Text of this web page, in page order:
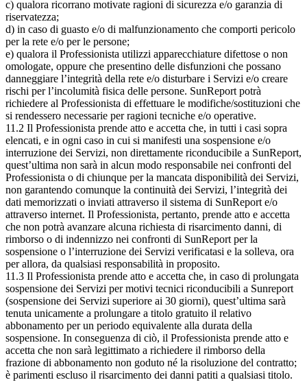
c) qualora ricorrano motivate ragioni di sicurezza e/o garanzia di
riservatezza;
d) in caso di guasto e/o di malfunzionamento che comporti pericolo
per la rete e/o per le persone;
e) qualora il Professionista utilizzi apparecchiature difettose o non
omologate, oppure che presentino delle disfunzioni che possano
danneggiare l’integrità della rete e/o disturbare i Servizi e/o creare
rischi per l’incolumità fisica delle persone. SunReport potrà
richiedere al Professionista di effettuare le modifiche/sostituzioni che
si rendessero necessarie per ragioni tecniche e/o operative.
11.2 Il Professionista prende atto e accetta che, in tutti i casi sopra
elencati, e in ogni caso in cui si manifesti una sospensione e/o
interruzione dei Servizi, non direttamente riconducibile a SunReport,
quest’ultima non sarà in alcun modo responsabile nei confronti del
Professionista o di chiunque per la mancata disponibilità dei Servizi,
non garantendo comunque la continuità dei Servizi, l’integrità dei
dati memorizzati o inviati attraverso il sistema di SunReport e/o
attraverso internet. Il Professionista, pertanto, prende atto e accetta
che non potrà avanzare alcuna richiesta di risarcimento danni, di
rimborso o di indennizzo nei confronti di SunReport per la
sospensione o l’interruzione dei Servizi verificatasi e la solleva, ora
per allora, da qualsiasi responsabilità in proposito.
11.3 Il Professionista prende atto e accetta che, in caso di prolungata
sospensione dei Servizi per motivi tecnici riconducibili a Sunreport
(sospensione dei Servizi superiore ai 30 giorni), quest’ultima sarà
tenuta unicamente a prolungare a titolo gratuito il relativo
abbonamento per un periodo equivalente alla durata della
sospensione. In conseguenza di ciò, il Professionista prende atto e
accetta che non sarà legittimato a richiedere il rimborso della
frazione di abbonamento non goduto né la risoluzione del contratto;
è parimenti escluso il risarcimento dei danni patiti a qualsiasi titolo.